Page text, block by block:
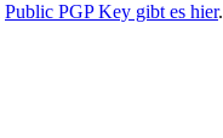
Public PGP Key gibt es hier.